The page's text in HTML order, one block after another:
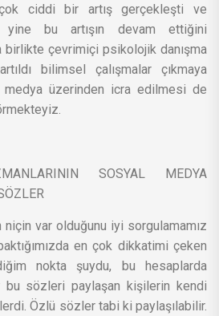
ciddi bir artış gerçekleşti ve
yine bu artışın devam ettiğini
birlikte çevrimiçi psikolojik danışma
bilimsel çalışmalar çıkmaya
medya üzerinden icra edilmesi de
SOSYAL MEDYA
niçin var olduğunu iyi sorgulamamız
en çok dikkatimi çeken
nokta şuydu, bu hesaplarda
bu sözleri paylaşan kişilerin kendi
Özlü sözler tabi ki paylaşılabilir.